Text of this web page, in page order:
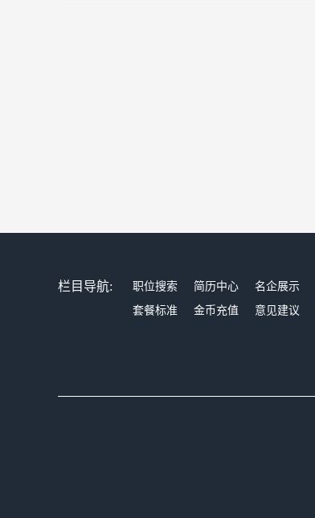
栏目导航: 职位搜索 简历中心 名企展示
套餐标准
金币充值 意见建议